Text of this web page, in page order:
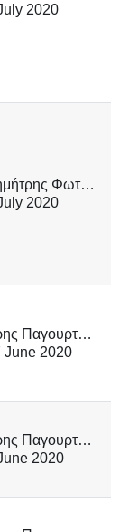
2020
Δημήτρης Φωτάκης
2020
Άρης Παγουρτζής
June 2020
Άρης Παγουρτζής
2020